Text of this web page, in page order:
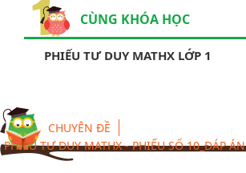
CÙNG KHÓA HỌC
PHIẾU TƯ DUY MATHX LỚP 1
CHUYÊN ĐỀ
PHIẾU TƯ DUY MATHX - PHIẾU SỐ 10_ĐÁP ÁN